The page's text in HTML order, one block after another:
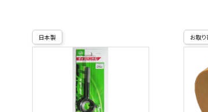
日本製 お取